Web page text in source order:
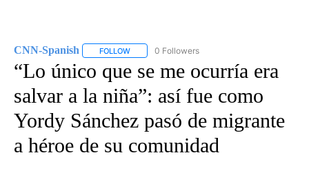
CNN-Spanish FOLLOW FOLLOW "CNN-SPANISH" TO RECEIVE
0 Followers
“Lo único que se me ocurría era
salvar a la niña”: así fue como
Yordy Sánchez pasó de migrante
a héroe de su comunidad